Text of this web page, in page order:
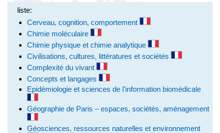
liste:
Cerveau, cognition, comportement
Chimie moléculaire
Chimie physique et chimie analytique
Civilisations, cultures, littératures et sociétés
Complexité du vivant
Concepts et langages
Epidémiologie et sciences de l'information biomédicale
Géographie de Paris – espaces, sociétés, aménagement
Géosciences, ressources naturelles et environnement